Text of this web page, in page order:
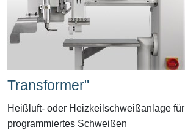
Transformer"
Heißluft- oder Heizkeilschweißanlage für
programmiertes Schweißen